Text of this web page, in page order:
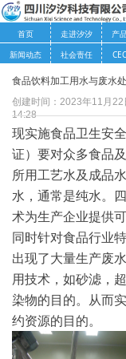
首页 走进汐汐 产
新闻动态
社会责任
食品饮料加工用水与废水
创建时间： 2023年11月22
14:28
现实施食品卫生安
证）要对众多食品
所用工艺水及成品
水，通常是纯水。
术为生产企业提供
同时针对食品行业
出现了大量生产废
用技术，如砂滤，
染物的目的。从而
约资源的目的。